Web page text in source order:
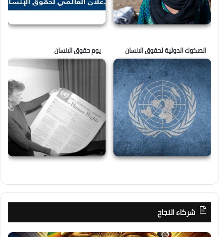
الصكوك الدولية لحقوق الانسان يوم حقوق الانسان
شركاء النجاح